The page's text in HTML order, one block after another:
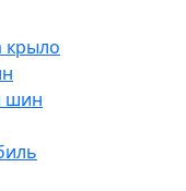
крыло
шин